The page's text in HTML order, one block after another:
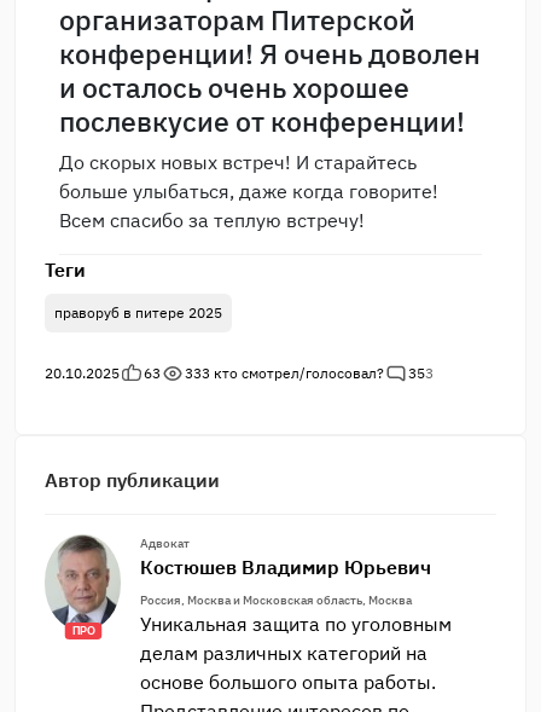
организаторам Питерской
конференции! Я очень доволен
и осталось очень хорошее
послевкусие от конференции!
До скорых новых встреч! И старайтесь
больше улыбаться, даже когда говорите!
Всем спасибо за теплую встречу!
Теги
праворуб в питере 2025
20.10.2025 63 333 кто смотрел/голосовал? 353
Автор публикации
ПРО
Адвокат
Костюшев Владимир Юрьевич
Россия, Москва и Московская область, Москва
Уникальная защита по уголовным
делам различных категорий на
основе большого опыта работы.